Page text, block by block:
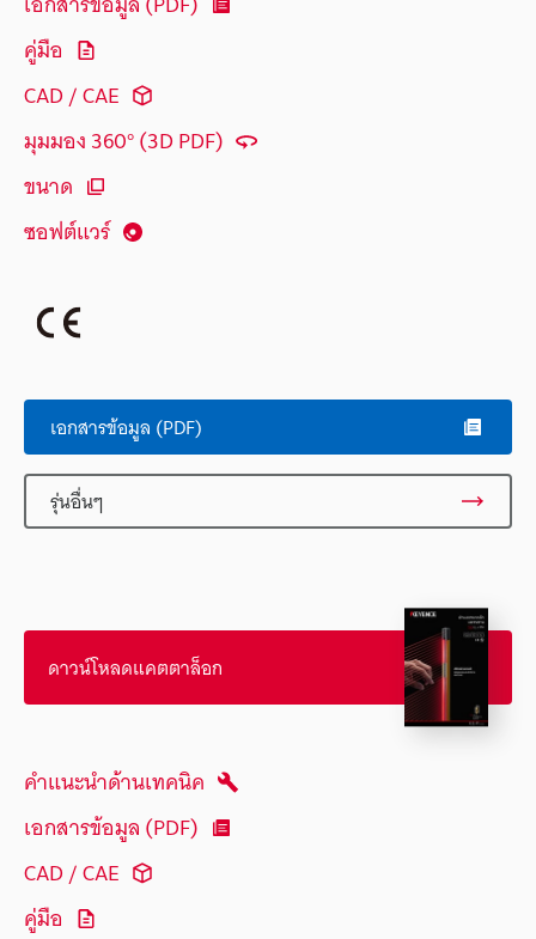
คู่มือ
CAD / CAE
มุมมอง 360° (3D PDF)
ขนาด
ซอฟต์แวร์
เอกสารข้อมูล (PDF)
รุ่นอื่นๆ
ดาวน์โหลดแคตตาล็อก
คำแนะนำด้านเทคนิค
เอกสารข้อมูล (PDF)
CAD / CAE
คู่มือ